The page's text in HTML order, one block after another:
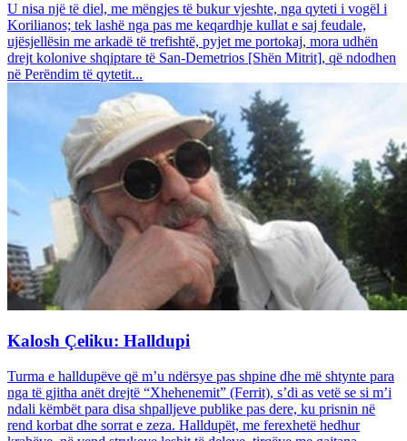
U nisa një të diel, me mëngjes të bukur vjeshte, nga qyteti i vogël i
Korilianos; tek lashë nga pas me keqardhje kullat e saj feudale,
ujësjellësin me arkadë të trefishtë, pyjet me portokaj, mora udhën
drejt kolonive shqiptare të San-Demetrios [Shën Mitrit], që ndodhen
në Perëndim të qytetit...
Kalosh Çeliku: Halldupi
Turma e halldupëve që m’u ndërsye pas shpine dhe më shtynte para
nga të gjitha anët drejtë “Xhehenemit” (Ferrit), s’di as vetë se si m’i
ndali këmbët para disa shpalljeve publike pas dere, ku prisnin në
rend korbat dhe sorrat e zeza. Halldupët, me ferexhetë hedhur